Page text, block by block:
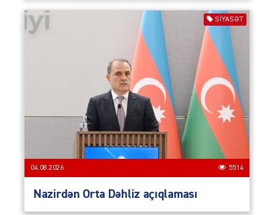
SIYASƏT
04.08.2026 5514
Nazirdən Orta Dəhliz açıqlaması